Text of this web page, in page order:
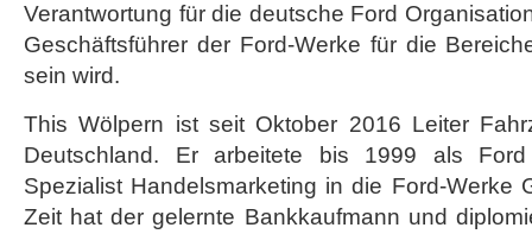
Verantwortung für die deutsche Ford
Geschäftsführer der Ford-Werke für die
sein wird.
This Wölpern ist seit Oktober 2016 Leiter
Deutschland. Er arbeitete bis 1999 als
Spezialist Handelsmarketing in die Ford-Werke
Zeit hat der gelernte Bankkaufmann und